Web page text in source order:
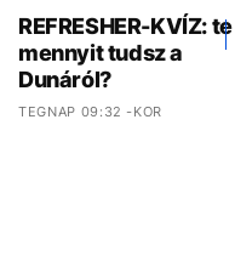
REFRESHER-KVÍZ: te
mennyit tudsz a
Dunáról?
TEGNAP 09:32 -KOR